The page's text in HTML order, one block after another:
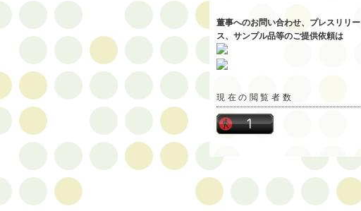
董事へのお問い合わせ、プレスリリー
ス、サンプル品等のご提供依頼は
現在の閲覧者数